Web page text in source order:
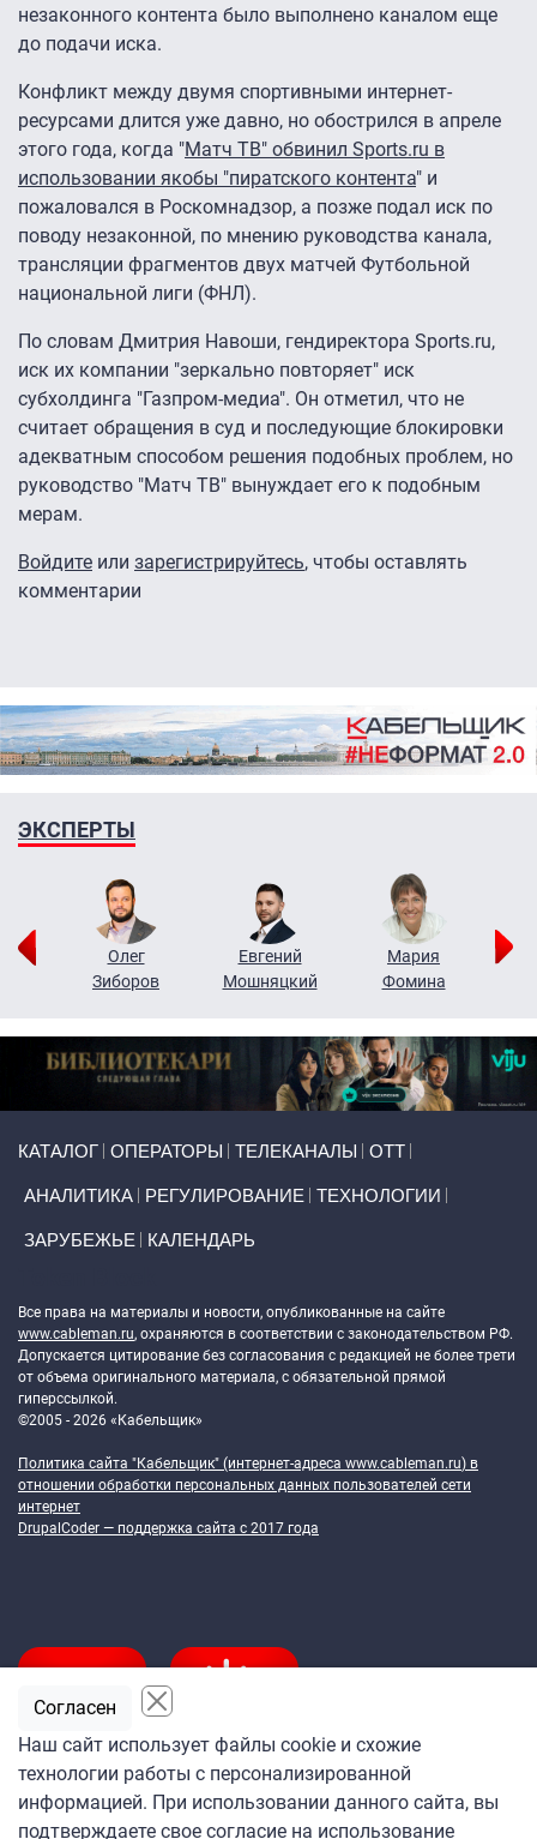
незаконного контента было выполнено каналом еще
до подачи иска.
Конфликт между двумя спортивными интернет-
ресурсами длится уже давно, но обострился в апреле
этого года, когда "Матч ТВ" обвинил Sports.ru в
использовании якобы "пиратского контента" и
пожаловался в Роскомнадзор, а позже подал иск по
поводу незаконной, по мнению руководства канала,
трансляции фрагментов двух матчей Футбольной
национальной лиги (ФНЛ).
По словам Дмитрия Навоши, гендиректора Sports.ru,
иск их компании "зеркально повторяет" иск
субхолдинга "Газпром-медиа". Он отметил, что не
считает обращения в суд и последующие блокировки
адекватным способом решения подобных проблем, но
руководство "Матч ТВ" вынуждает его к подобным
мерам.
Войдите или зарегистрируйтесь, чтобы оставлять
комментарии
ЭКСПЕРТЫ
Олег
Зиборов
Евгений
Мошняцкий
Мария
Фомина
КАТАЛОГ ОПЕРАТОРЫ ТЕЛЕКАНАЛЫ ОТТ
АНАЛИТИКА РЕГУЛИРОВАНИЕ ТЕХНОЛОГИИ
ЗАРУБЕЖЬЕ КАЛЕНДАРЬ
Все права на материалы и новости, опубликованные на сайте
www.cableman.ru, охраняются в соответствии с законодательством РФ.
Допускается цитирование без согласования с редакцией не более трети
от объема оригинального материала, с обязательной прямой
гиперссылкой.
©2005 - 2026 «Кабельщик»
Политика сайта "Кабельщик" (интернет-адреса www.cableman.ru) в
отношении обработки персональных данных пользователей сети
интернет
DrupalCoder — поддержка сайта c 2017 года
Подпишитесь
на ежедневную рассылку
Наш сайт использует файлы cookie и схожие
технологии работы с персонализированной
информацией. При использовании данного сайта, вы
подтверждаете свое согласие на использование
Согласен